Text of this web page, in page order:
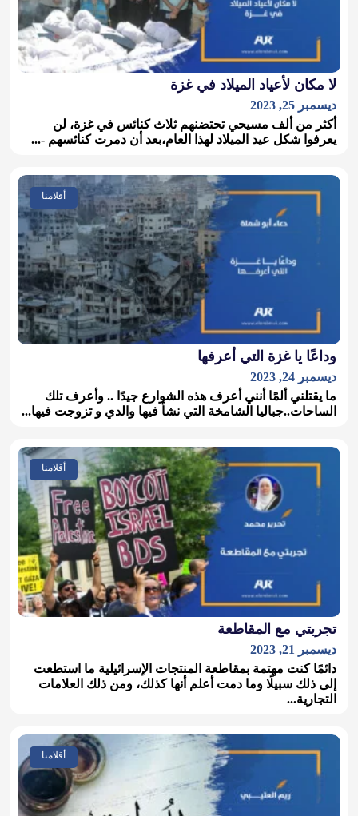
لا مكان لأعياد الميلاد في غزة
ديسمبر 25, 2023
أكثر من ألف مسيحي تحتضنهم ثلاث كنائس في غزة، لن
يعرفوا شكل عيد الميلاد لهذا العام،بعد أن دمرت كنائسهم -...
أقلامنا
وداعًا يا غزة التي أعرفها
ديسمبر 24, 2023
ما يقتلني ألمًا أنني أعرف هذه الشوارع جيدًا .. وأعرف تلك
الساحات..جباليا الشامخة التي نشأ فيها والدي و تزوجت فيها...
أقلامنا
تجربتي مع المقاطعة
ديسمبر 21, 2023
دائمًا كنت مهتمة بمقاطعة المنتجات الإسرائيلية ما استطعت
إلى ذلك سبيلًا وما دمت أعلم أنها كذلك، ومن ذلك العلامات
التجارية...
أقلامنا